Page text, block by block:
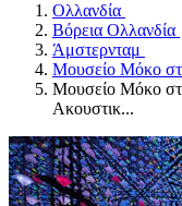
Ολλανδία
Βόρεια Ολλανδία
Άμστερνταμ
Μουσείο Μόκο
Μουσείο Μόκο
Ακουστικ...